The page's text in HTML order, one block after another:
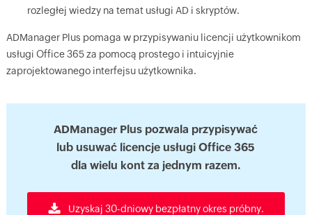
rozległej wiedzy na temat usługi AD i skryptów.
ADManager Plus pomaga w przypisywaniu licencji użytkownikom
usługi Office 365 za pomocą prostego i intuicyjnie
zaprojektowanego interfejsu użytkownika.
ADManager Plus pozwala przypisywać
lub usuwać licencje usługi Office 365
dla wielu kont za jednym razem.
Uzyskaj 30-dniowy bezpłatny okres próbny.